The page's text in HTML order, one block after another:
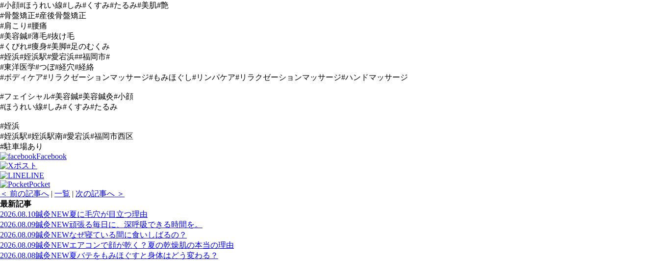
#小顔#ほうれい線#しみ#くすみ#たるみ#美肌#艶
#骨盤矯正#産後骨盤矯正
#肩こり#腰痛
#美容鍼#薄毛#抜け毛
#くびれ#痩身#美脚#足のむくみ
#姪浜#姪浜駅#愛宕浜##福岡市#
#東洋医学#つぼ#経穴#経絡
#ボディケア#リラクゼーションマッサージ#もみほぐし#リンパケア#リラクゼーションマッサージ#ハンドマッサージ
#フェイシャル#美容鍼#美容鍼灸#小顔
#ほうれい線#しみ#くすみ#たるみ
#姪浜
#姪浜駅#姪浜駅南#愛宕浜#福岡市西区
#駐車場あり
Facebook
ポスト
LINE
Pocket
＜ 前の記事へ | 一覧 | 次の記事へ ＞
最新記事
2026.08.10鍼灸NEW夏に毛穴が目立つ理由
2026.08.09鍼灸NEW頑張る毎日に、深呼吸できる時間を。
2026.08.09鍼灸NEWなぜ寝ている間に食いしばるの？
2026.08.09鍼灸NEWエアコンで顔が乾く？夏の乾燥肌の本当の理由
2026.08.08鍼灸NEW夏バテをもみほぐすと身体はどう変わる？